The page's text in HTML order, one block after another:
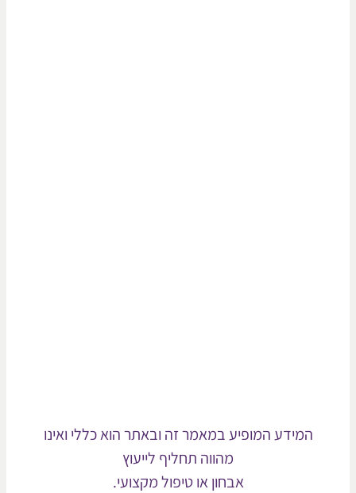
המידע המופיע במאמר זה ובאתר הוא כללי ואינו
מהווה תחליף לייעוץ
אבחון או טיפול מקצועי.